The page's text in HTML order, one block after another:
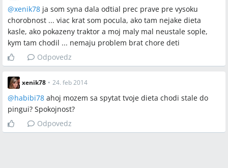
@xenik78 ja som syna dala odtial prec prave pre vysoku
chorobnost ... viac krat som pocula, ako tam nejake dieta
kasle, ako pokazeny traktor a moj maly mal neustale sople,
kym tam chodil ... nemaju problem brat chore deti
Odpovedz
xenik78 • 24. feb 2014
@habibi78 ahoj mozem sa spytat tvoje dieta chodi stale do
pingui? Spokojnost?
Odpovedz